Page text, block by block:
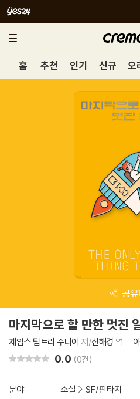
홈 추천 인기 신규 오
공유
마지막으로 할 만한 멋진
제임스 팁트리 주니어 저/신해경 역
0.0 (0건)
분야 소설 > SF/판타지